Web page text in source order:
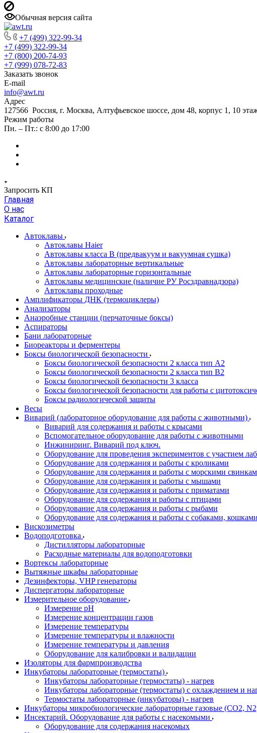
Обычная версия сайта
+7 (499) 322-99-34
+7 (499) 322-99-34
+7 (800) 200-74-93
+7 (999) 078-72-83
Заказать звонок
E-mail
info@awt.ru
Адрес
127566 Россия, г. Москва, Алтуфьевское шоссе, дом 48, корпус 1, 10
Режим работы
Пн. – Пт.: с 8:00 до 17:00
Запросить КП
Главная
О нас
Каталог
Автоклавы
Автоклавы Haier
Автоклавы класса B (предвакуум и вакуумная сушка)
Автоклавы лабораторные вертикальные
Автоклавы лабораторные горизонтальные
Автоклавы медицинские (наличие РУ Росздравнадзора)
Автоклавы проходные
Амплификаторы ДНК (термоциклеры)
Анализаторы
Анаэробные станции (перчаточные боксы)
Аспираторы
Бани лабораторные
Биореакторы и ферментеры
Боксы биологической безопасности
Боксы биологической безопасности 2 класса тип A2
Боксы биологической безопасности 2 класса тип B2
Боксы биологической безопасности 3 класса
Боксы биологической безопасности для работы с
Боксы радиологической защиты
Весы
Виварий (лабораторное оборудование для работы с животными)
Виварий для содержания и работы с крысами
Вспомогательное оборудование для работы с животными
Инжиниринг. Виварий под ключ.
Оборудование для проведения экспериментов с участием
Оборудование для содержания и работы с кроликами
Оборудование для содержания и работы с морскими
Оборудование для содержания и работы с мышами
Оборудование для содержания и работы с приматами
Оборудование для содержания и работы с птицами
Оборудование для содержания и работы с рыбами
Оборудование для содержания и работы с собаками,
Вискозиметры
Водоподготовка
Дистилляторы лабораторные
Расходные материалы для водоподготовки
Вортексы лабораторные
Вытяжные шкафы лабораторные
Дезинфекторы, VHP генераторы
Диспергаторы лабораторные
Измерительное оборудование
Измерение pH
Измерение концентрации газов
Измерение температуры
Измерение температуры и влажности
Измерение температуры и давления
Оборудование для калибровки и валидации
Изоляторы для фармпроизводства
Инкубаторы лабораторные (термостаты)
Инкубаторы лабораторные (термостаты) - нагрев
Инкубаторы лабораторные (термостаты) с охлаждением и
Термостаты лабораторные (инкубаторы) - нагрев
Инкубаторы микробиологические лабораторные газовые (CO2,
Инсектарий. Оборудование для работы с насекомыми
Оборудование для содержания насекомых